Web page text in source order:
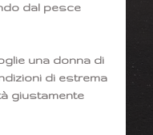
dal pesce
una donna di
di estrema
giustamente